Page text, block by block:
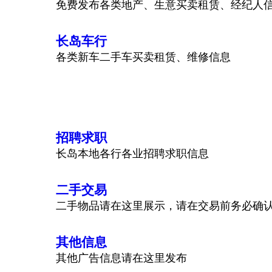
免费发布各类地产、生意买卖租赁、经纪人
长岛车行
各类新车二手车买卖租赁、维修信息
招聘求职
长岛本地各行各业招聘求职信息
二手交易
二手物品请在这里展示，请在交易前务必确
其他信息
其他广告信息请在这里发布